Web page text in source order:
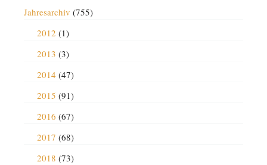
Jahresarchiv (755)
2012 (1)
2013 (3)
2014 (47)
2015 (91)
2016 (67)
2017 (68)
2018 (73)